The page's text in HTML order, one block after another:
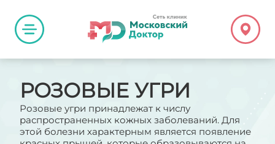
РОЗОВЫЕ УГРИ
Розовые угри принадлежат к числу
распространенных кожных заболеваний. Для
этой болезни характерным является появление